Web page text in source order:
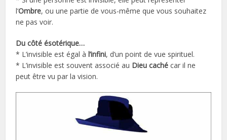
l’Ombre, ou une partie de vous-même que vous souhaitez
ne pas voir.
Du côté ésotérique…
* L’invisible est égal àl’infini, d’un point de vue spirituel.
* L’invisible est souvent associé au Dieu caché car il ne
peut être vu par la vision.